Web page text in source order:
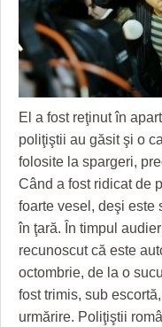
GRĂDINA TAICII
ZIARISTU’ DE
CU OIŞTEA-N
FINANŢĂRI DE LA
PE SURSE
CRONICĂ DE FILM
UNDE MERGEM
FILME
CLIPURI VIDEO
JOCURI ONLINE
ACCIDENTE
ANUNŢURI
INFO SI UTILE
CULTURA
INVATAMANT
JUSTITIE
FILME
CLIPURI VIDEO
JOCURI ONLINE
El a fost reţinut în
poliţiştii au găsit şi o
folosite la spargeri,
Când a fost ridicat de
foarte vesel, deşi este
în ţară. În timpul
recunoscut că este
octombrie, de la o
fost trimis, sub
urmărire. Poliţiştii